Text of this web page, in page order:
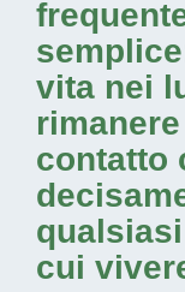
vita nei
contatto
cui